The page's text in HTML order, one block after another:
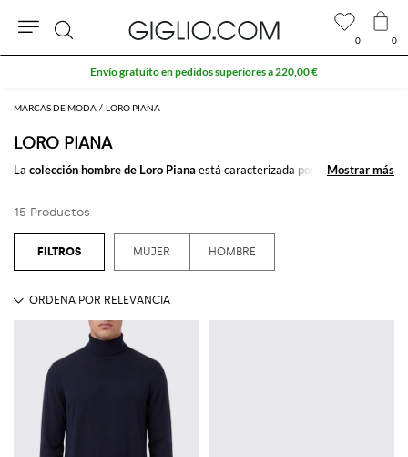
MARCAS DE MODA LORO PIANA
LORO PIANA
La colección hombre de Loro Piana está caracterizada por prendas
elegancia durante de su tiempo libre también.
Descubre lasprendas para hombre de Loro Pianaen Giglio.com y disfruta
del envío gratuito.
Mostrar más
Mostrar más
15 Productos
MUJER HOMBRE
0 0
Buscar
Envío gratuito en pedidos superiores a 220,00 €